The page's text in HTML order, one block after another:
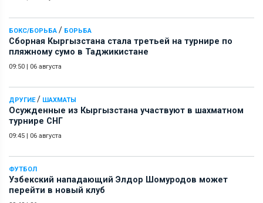
БОКС/БОРЬБА / БОРЬБА
Сборная Кыргызстана стала третьей на турнире по
пляжному сумо в Таджикистане
09:50 | 06 августа
ДРУГИЕ/ ШАХМАТЫ
Осужденные из Кыргызстана участвуют в шахматном
турнире СНГ
09:45 | 06 августа
ФУТБОЛ
Узбекский нападающий Элдор Шомуродов может
перейти в новый клуб